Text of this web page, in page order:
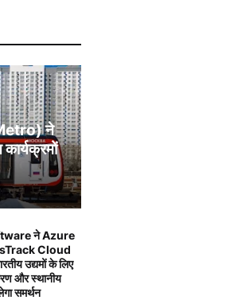
ने
ने Azure
Cloud
उद्यमों के लिए
और स्थानीय
समर्थन